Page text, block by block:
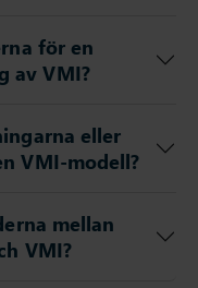
för en
av VMI?
eller
VMI-modell?
mellan
VMI?